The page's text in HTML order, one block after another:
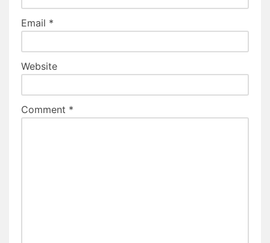
Email *
Website
Comment *